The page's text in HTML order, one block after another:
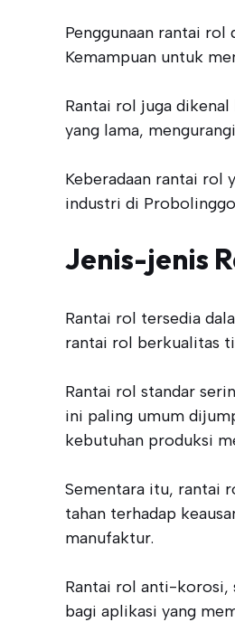
Penggunaan rantai
Kemampuan untuk
Rantai rol juga
yang lama,
Keberadaan rantai rol
industri di
Jenis-jenis
Rantai rol tersedia
rantai rol berkualitas
Rantai rol standar
ini paling umum
kebutuhan produksi
Sementara itu, rantai
tahan terhadap
manufaktur.
Rantai rol anti-korosi,
bagi aplikasi yang